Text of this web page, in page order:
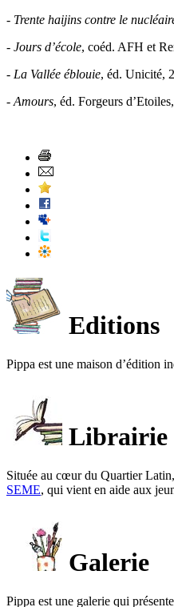
- Trente haijins contre le
- Jours d’école, coéd. AFH et
- La Vallée éblouie, éd. Unicité,
- Amours, éd. Forgeurs
Editions
Pippa est une maison d’édition
Librairie
Située au cœur du Quartier
SEME, qui vient en aide aux
Galerie
Pippa est une galerie qui